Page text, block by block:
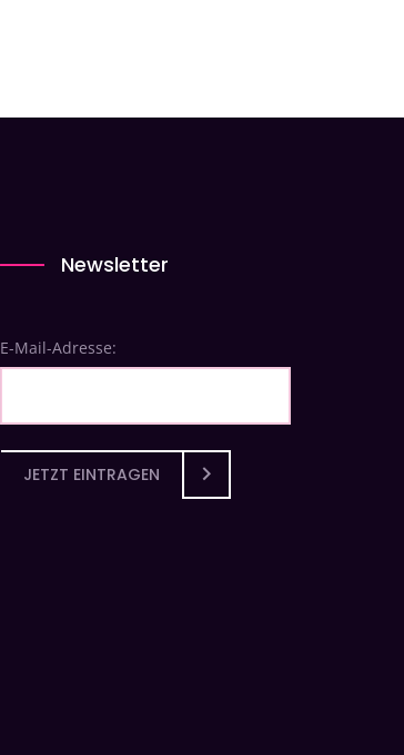
Newsletter
E-Mail-Adresse:
JETZT EINTRAGEN